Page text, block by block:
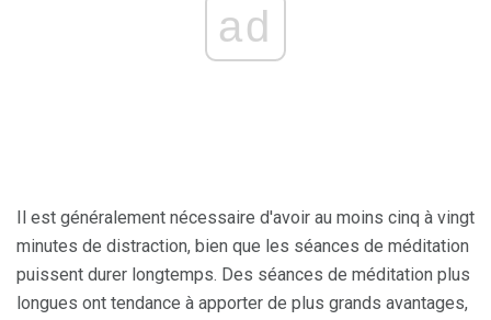
ad
Il est généralement nécessaire d'avoir au moins cinq à vingt
minutes de distraction, bien que les séances de méditation
puissent durer longtemps. Des séances de méditation plus
longues ont tendance à apporter de plus grands avantages,